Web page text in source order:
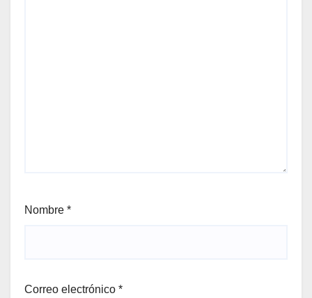
Nombre *
Correo electrónico *